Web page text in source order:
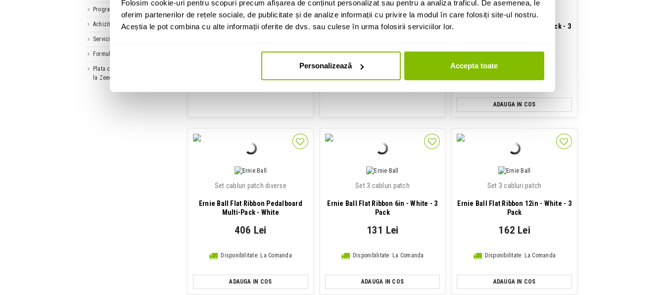
Folosim cookie-uri pentru scopuri precum afișarea de conținut personalizat sau pentru a analiza traficul. De asemenea, le
oferim partenerilor de rețele sociale, de publicitate și de analize informații cu privire la modul în care folosiți site-ul nostru.
Aceștia le pot combina cu alte informații oferite de dvs. sau culese în urma folosirii serviciilor lor.
Personalizează Accepta toate
Program de fidelitate
Achizitii SICAP
Servicii Zeedo Media
Formular de garantie
Plata cu cardul Prima Didactică
la Zeedo Shop
IN STOC
ADAUGA IN COS
Disponibilitate: La Comanda
Set 3 cabluri patch
Ernie Ball Flat Ribbon 12in - Black - 3
162 Lei
Disponibilitate: La Comanda
ADAUGA IN COS
Set cabluri patch diverse
Ernie Ball Flat Ribbon Pedalboard
Multi-Pack - White
406 Lei
Disponibilitate: La Comanda
ADAUGA IN COS
Set 3 cabluri patch
Ernie Ball Flat Ribbon 6in - White - 3
Pack
131 Lei
Disponibilitate: La Comanda
ADAUGA IN COS
Set 3 cabluri patch
Ernie Ball Flat Ribbon 12in - White - 3
Pack
162 Lei
Disponibilitate: La Comanda
ADAUGA IN COS